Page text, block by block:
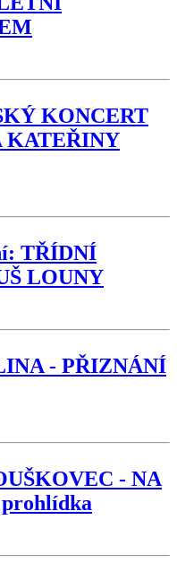
KONCERT
KATEŘINY
TŘÍDNÍ
LOUNY
- PŘIZNÁNÍ
- NA